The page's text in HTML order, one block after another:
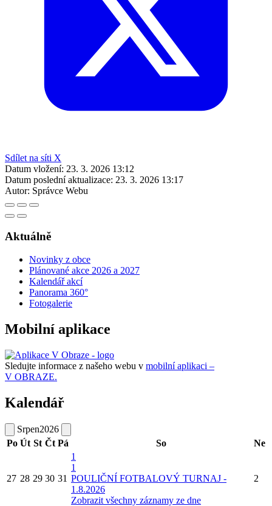
Sdílet na síti X
Datum vložení: 23. 3. 2026 13:12
Datum poslední aktualizace: 23. 3. 2026 13:17
Autor: Správce Webu
Aktuálně
Novinky z obce
Plánované akce 2026 a 2027
Kalendář akcí
Panorama 360°
Fotogalerie
Mobilní aplikace
Sledujte informace z našeho webu v mobilní aplikaci –
V OBRAZE.
Kalendář
Srpen2026
Po Út St Čt Pá So Ne
27 28 29 30 31
1
1
POULIČNÍ FOTBALOVÝ TURNAJ -
1.8.2026
Zobrazit všechny záznamy ze dne
2